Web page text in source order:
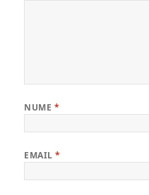
NUME *
EMAIL*